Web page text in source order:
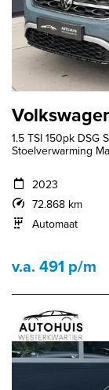
1.5 TSI 150pk DSG
Stoelverwarming
2023
72.868 km
Automaat
v.a. 491 p/m